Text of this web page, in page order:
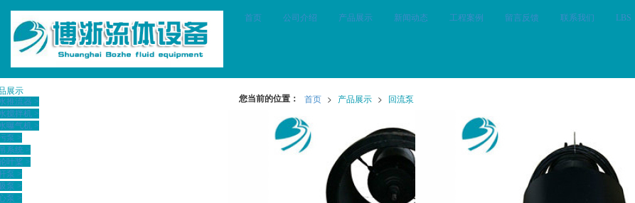
首页 公司介绍 产品展示 新闻动态 工程案例 留言反馈 联系我们 LBS
您当前的位置： 首页 > 产品展示 > 回流泵
展示
推流器 >
搅拌机 >
曝气机 >
泵 >
系统 >
叶桨 >
泵 >
泵 >
泵 >